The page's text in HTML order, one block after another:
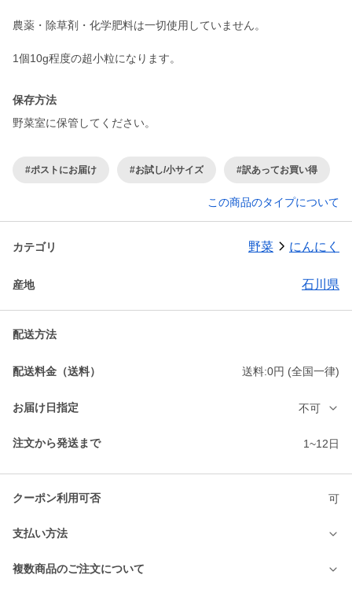
農薬・除草剤・化学肥料は一切使用していません。
1個10g程度の超小粒になります。
保存方法
野菜室に保管してください。
#ポストにお届け #お試し/小サイズ #訳あってお買い得
この商品のタイプについて
カテゴリ 野菜 にんにく
産地 石川県
配送方法
配送料金（送料） 送料:0円 (全国一律)
お届け日指定 不可
注文から発送まで 1~12日
クーポン利用可否 可
支払い方法
複数商品のご注文について